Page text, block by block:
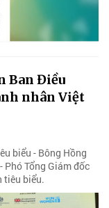
Ban Điều
nhân Việt
biểu - Bông Hồng
Phó Tổng Giám đốc
tiêu biểu.